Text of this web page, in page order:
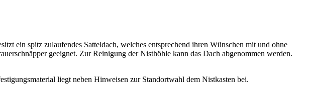
ein spitz zulaufendes Satteldach, welches entsprechend ihren Wünschen mit und ohne
geeignet. Zur Reinigung der Nisthöhle kann das Dach abgenommen werden.
liegt neben Hinweisen zur Standortwahl dem Nistkasten bei.